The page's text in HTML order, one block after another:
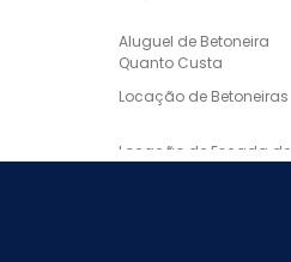
Aluguel de Betoneira
Quanto Custa
Locação de Betoneiras
Locação de Escada de